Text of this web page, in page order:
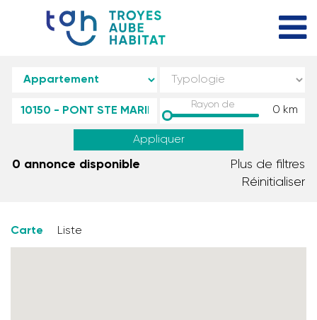
Rayon de 0 km
Appliquer
0 annonce disponible
Plus de filtres
Réinitialiser
Carte Liste